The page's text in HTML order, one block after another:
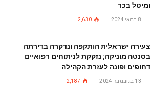
ומיטל בכר
8 במאי 2024 2,630
צעירה ישראלית הותקפה ונדקרה בדירתה
בסנטה מוניקה; נזקקת לניתוחים רפואיים
דחופים ופונה לעזרת הקהילה
13 בנובמבר 2024 2,187